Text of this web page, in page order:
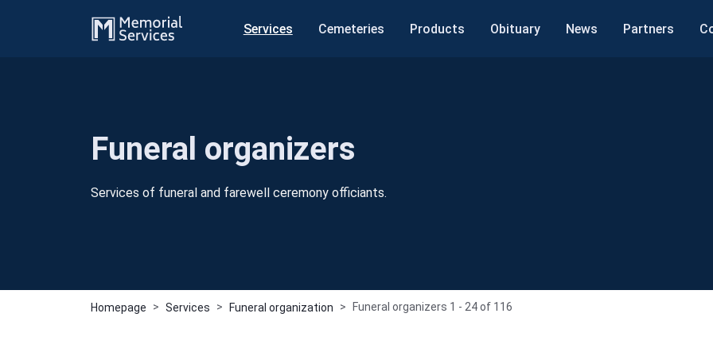
Services Cemeteries Products Obituary News Partners
Funeral organizers
Services of funeral and farewell ceremony officiants.
Homepage Services Funeral organization Funeral organizers 1 - 24 of 116